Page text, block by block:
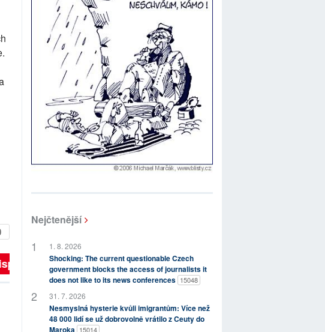
➥
Nejčtenější
1. 8. 2026
Shocking: The current questionable Czech
government blocks the access of journalists it
does not like to its news conferences 15048
31. 7. 2026
Nesmyslná hysterie kvůli imigrantům: Více než
48 000 lidí se už dobrovolně vrátilo z Ceuty do
15014